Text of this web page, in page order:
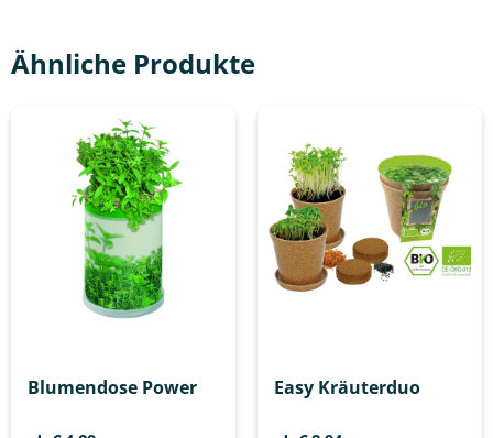
Ähnliche Produkte
Blumendose Power Easy Kräuterduo